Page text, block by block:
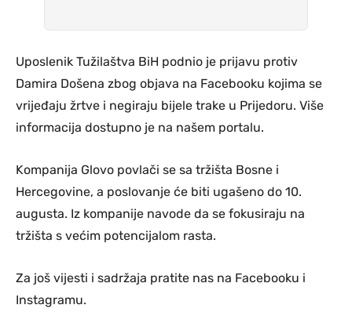
Uposlenik Tužilaštva BiH podnio je prijavu protiv
Damira Došena zbog objava na Facebooku kojima se
vrijeđaju žrtve i negiraju bijele trake u Prijedoru. Više
informacija dostupno je na našem portalu.
Kompanija Glovo povlači se sa tržišta Bosne i
Hercegovine, a poslovanje će biti ugašeno do 10.
augusta. Iz kompanije navode da se fokusiraju na
tržišta s većim potencijalom rasta.
Za još vijesti i sadržaja pratite nas na Facebooku i
Instagramu.